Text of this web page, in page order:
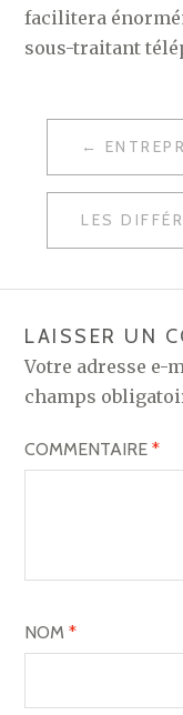
facilitera
sous-traitant
DE
L’ARTICLE
ENTREPRISE :
LAISSER UN
Votre adresse e-
champs
COMMENTAIRE*
NOM*